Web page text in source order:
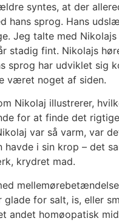
syntes, at der
hans sprog. Hans
Jeg talte med
stadig fint. Nikolajs
sprog har udviklet sig
været noget af siden.
Nikolaj illustrerer,
for at finde det
var så varm, var
havde i sin krop – det
krydret mad.
for salt, is, eller
andet homøopatisk